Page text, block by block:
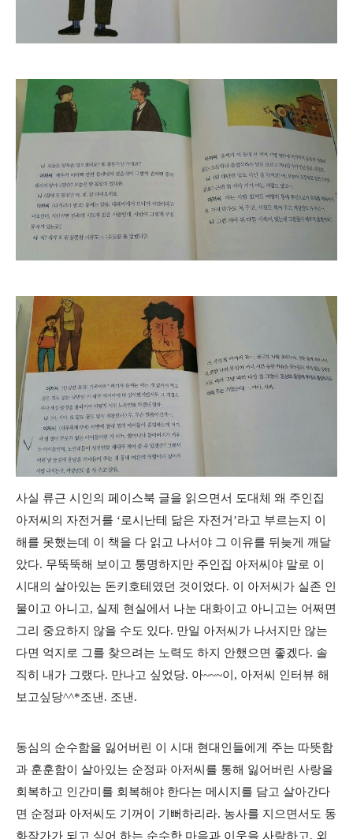
사실 류근 시인의 페이스북 글을 읽으면서 도대체 왜 주인집
아저씨의 자전거를 ‘로시난테 닮은 자전거’라고 부르는지 이
해를 못했는데 이 책을 다 읽고 나서야 그 이유를 뒤늦게 깨달
았다. 무뚝뚝해 보이고 퉁명하지만 주인집 아저씨야 말로 이
시대의 살아있는 돈키호테였던 것이었다. 이 아저씨가 실존 인
물이고 아니고, 실제 현실에서 나눈 대화이고 아니고는 어쩌면
그리 중요하지 않을 수도 있다. 만일 아저씨가 나서지만 않는
다면 억지로 그를 찾으려는 노력도 하지 안했으면 좋겠다. 솔
직히 내가 그랬다. 만나고 싶었당. 아~~~이, 아저씨 인터뷰 해
보고싶당^^*조낸. 조낸.
동심의 순수함을 잃어버린 이 시대 현대인들에게 주는 따뜻함
과 훈훈함이 살아있는 순정파 아저씨를 통해 잃어버린 사랑을
회복하고 인간미를 회복해야 한다는 메시지를 담고 살아간다
면 순정파 아저씨도 기꺼이 기뻐하리라. 농사를 지으면서도 동
화작가가 되고 싶어 하는 순수한 마음과 이웃을 사랑하고, 외